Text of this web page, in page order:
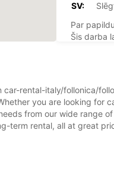
SV:
Par
Šis darba
rental-italy/follonica/
you are looking for
from our wide range
term rental, all at great